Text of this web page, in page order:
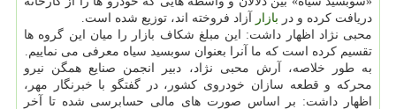
دریافت کرده و در بازار
آزاد فروخته اند، توزیع شده است.
محبی نژاد اظهار داشت: این مبلغ شکاف بازار را میان این گروه ها
تقسیم کرده است که ما آنرا بعنوان سوبسید سیاه معرفی می نماییم.
به طور خلاصه، آرش محبی نژاد، دبیر انجمن صنایع همگن نیرو
محرکه و قطعه سازان خودروی کشور، در گفتگو با خبرنگار مهر،
اظهار داشت: بر اساس صورت های مالی حسابرسی شده تا آخر